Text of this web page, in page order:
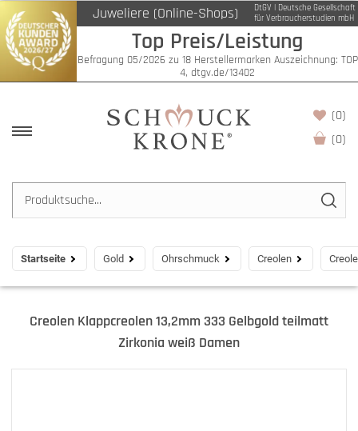
Juweliere (Online-Shops)
DtGV | Deutsche Gesellschaft
für Verbraucherstudien mbH
Top Preis/Leistung
Befragung 05/2026 zu 18 Herstellermarken Auszeichnung: TOP
4, dtgv.de/13402
(0)
(0)
Startseite Gold Ohrschmuck Creolen
Creolen Klappcreolen 13,2mm 333 Gelbgold teilmatt
Zirkonia weiß Damen